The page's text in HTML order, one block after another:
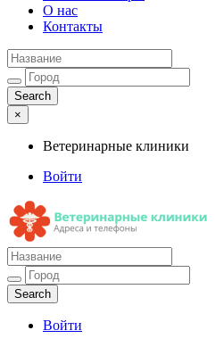
О нас
Контакты
×
Ветеринарные клиники
Войти
Ветеринарные клиники
Адреса и телефоны
Войти